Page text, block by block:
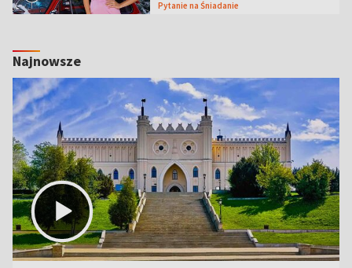
Pytanie na Śniadanie
Najnowsze